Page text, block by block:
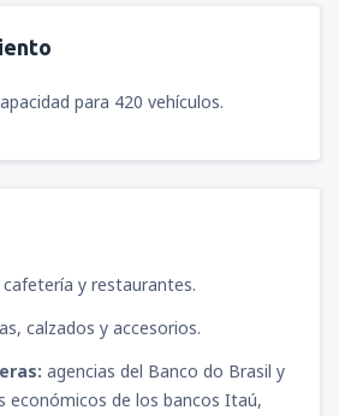
para 420 vehículos.
cafetería y restaurantes.
calzados y accesorios.
agencias del Banco do Brasil y
económicos de los bancos Itaú,